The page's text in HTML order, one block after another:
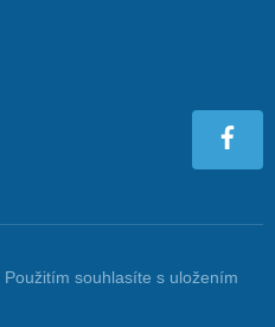
Použitím souhlasíte s uložením